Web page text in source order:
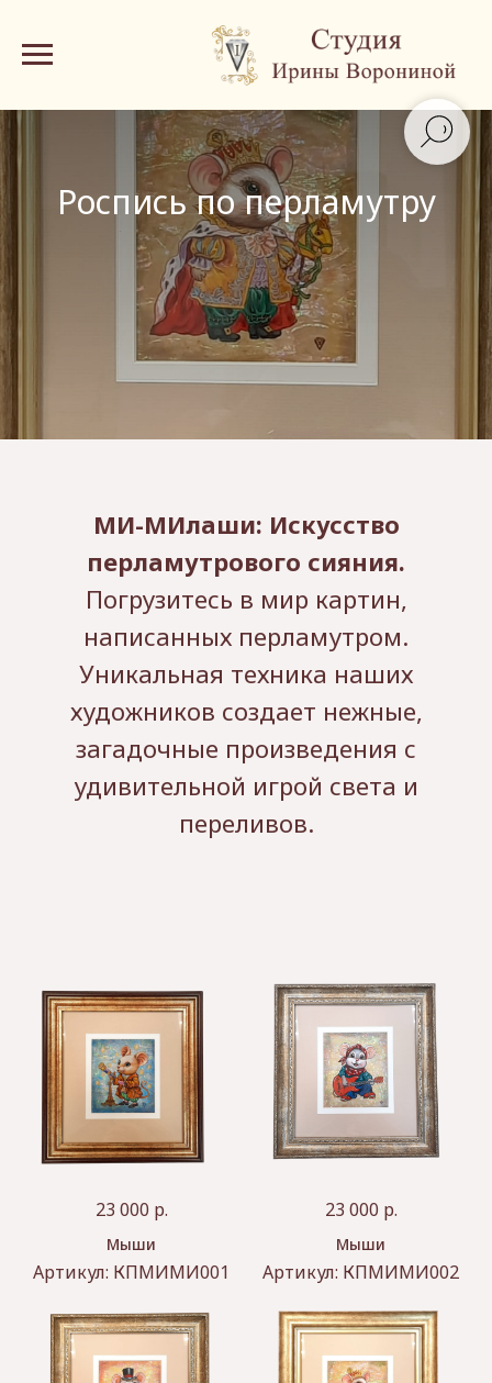
Роспись по перламутру
МИ-МИлаши: Искусство
перламутрового сияния.
Погрузитесь в мир картин,
написанных перламутром.
Уникальная техника наших
художников создает нежные,
загадочные произведения с
удивительной игрой света и
переливов.
23 000 р.
Мыши
Артикул: КПМИМИ001
23 000 р.
Мыши
Артикул: КПМИМИ002